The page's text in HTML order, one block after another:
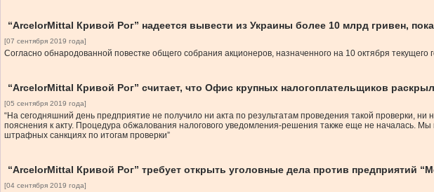
“ArcelorMittal Кривой Рог” надеется вывести из Украины более 10 млрд гривен,
[07 сентября 2019 года]
Согласно обнародованной повестке общего собрания акционеров, назначенного на 10 октября
“ArcelorMittal Кривой Рог” считает, что Офис крупных налогоплательщиков
[05 сентября 2019 года]
“На сегодняшний день предприятие не получило ни акта по результатам проведения такой проверки,
пояснения к акту. Процедура обжалования налогового уведомления-решения также еще не началась.
штрафных санкциях по итогам проверки”
“ArcelorMittal Кривой Рог” требует открыть уголовные дела против предприятий
[04 сентября 2019 года]